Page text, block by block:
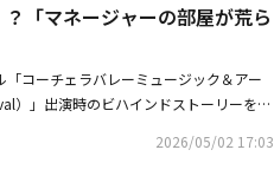
枕で壁の穴を塞いだ。秋山成勲はD-LITE
56歳くらい？ その頃には僕も子供がい
前には必ず結婚したいと漠然と考えて
そうだった。当然結婚できると思って
し、60代でも現役だ。最近は50代でも
り、余裕もある時だ」と語った。秋山成
「マネージャーの部屋が荒ら
コーチェラバレーミュージック＆アー
）」出演時のビハインドストーリーを明
ルの動画が公開された。この日D-LITEは
2026/05/02 17:03